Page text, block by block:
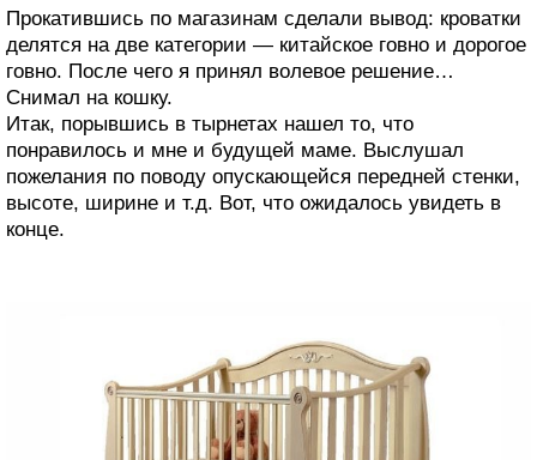
Прокатившись по магазинам сделали вывод: кроватки
делятся на две категории — китайское говно и дорогое
говно. После чего я принял волевое решение…
Снимал на кошку.
Итак, порывшись в тырнетах нашел то, что
понравилось и мне и будущей маме. Выслушал
пожелания по поводу опускающейся передней стенки,
высоте, ширине и т.д. Вот, что ожидалось увидеть в
конце.